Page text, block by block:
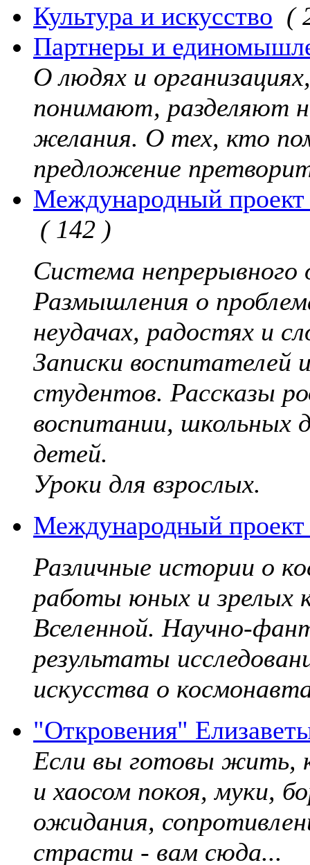
Культура и искусство (
Партнеры и
О людях и
понимают, разделяют
желания. О тех, кто
предложение
Международный
( 142 )
Система непрерывного
Размышления о
неудачах, радостях и
Записки воспитателей
студентов. Рассказы
воспитании, школьных
детей.
Уроки для взрослых.
Международный
Различные истории о
работы юных и зрелых
Вселенной. Научно-
результаты
искусства о
"Откровения"
Если вы готовы жить,
и хаосом покоя, муки,
ожидания,
страсти - вам сюда...